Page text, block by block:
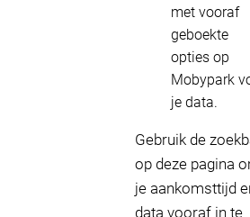
met vooraf
geboekte
opties op
Mobypark
je data.
Gebruik de
op deze pagina
je aankomsttijd
data vooraf in te